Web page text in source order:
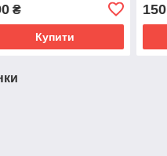
Міу Міу
₴
Купити
150